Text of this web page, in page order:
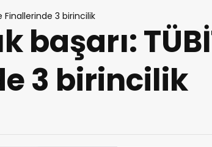
Finallerinde 3 birincilik
başarı:
3 birincilik